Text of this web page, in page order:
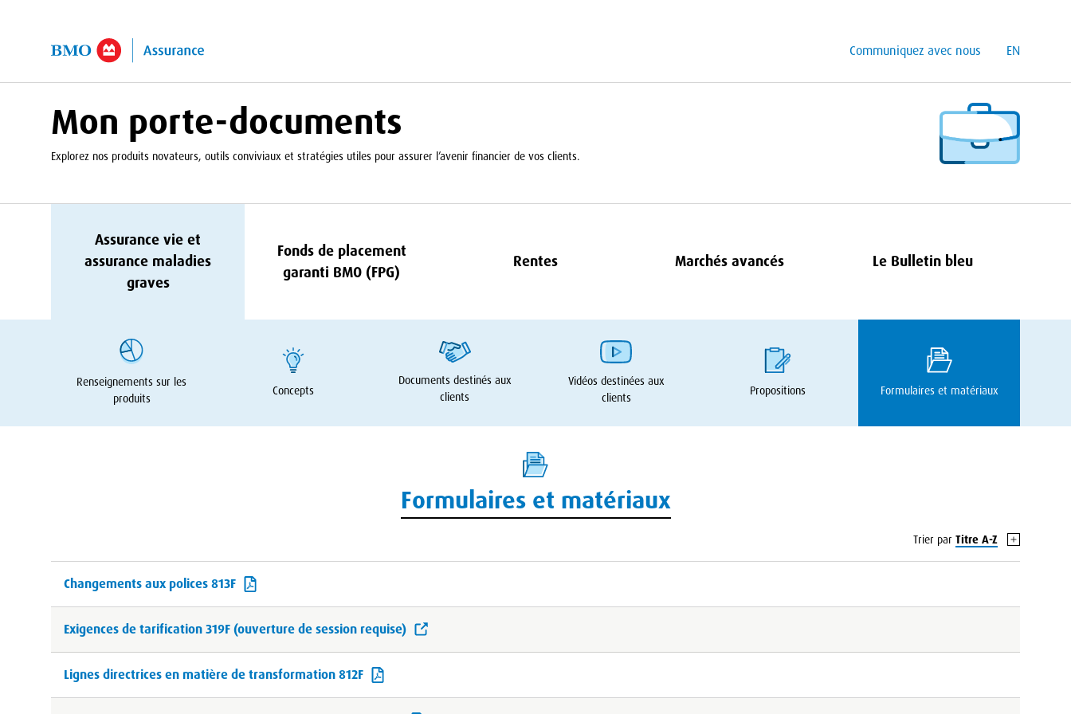
Communiquez avec nous
EN
Mon porte-documents
Explorez nos produits novateurs, outils conviviaux et stratégies utiles pour assurer l’avenir financier de vos clients.
Assurance vie et
assurance maladies
graves
Fonds de placement
garanti BMO (FPG)
Rentes Marchés avancés Le Bulletin bleu
Renseignements sur les
produits
Concepts
Documents destinés aux
clients
Vidéos destinées aux
clients
Propositions Formulaires et matériaux
Formulaires et matériaux
Trier par Titre A-Z
Changements aux polices 813F
Exigences de tarification 319F (ouverture de session requise)
Lignes directrices en matière de transformation 812F